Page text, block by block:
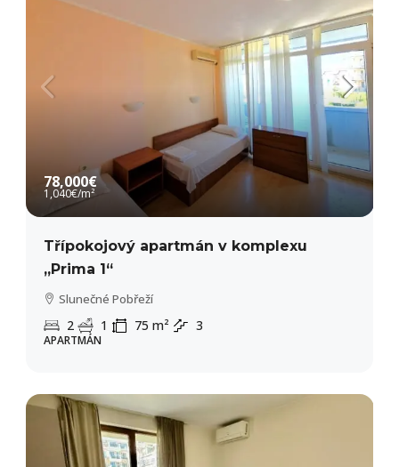
78,000€
1,040€/m²
Třípokojový apartmán v komplexu
„Prima 1“
Slunečné Pobřeží
2 1 75 m² 3
APARTMÁN